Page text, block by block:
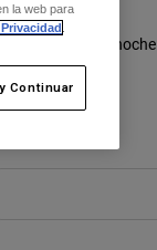
Azul medianoche
seleccionado
la web para
Continuar